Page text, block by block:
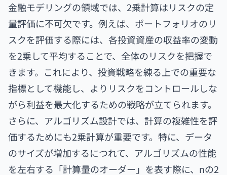
金融モデリングの領域では、2乗計算はリスクの定
量評価に不可欠です。例えば、ポートフォリオのリ
スクを評価する際には、各投資資産の収益率の変動
を2乗して平均することで、全体のリスクを把握で
きます。これにより、投資戦略を練る上での重要な
指標として機能し、よりリスクをコントロールしな
がら利益を最大化するための戦略が立てられます。
さらに、アルゴリズム設計では、計算の複雑性を評
価するためにも2乗計算が重要です。特に、データ
のサイズが増加するにつれて、アルゴリズムの性能
を左右する「計算量のオーダー」を表す際に、nの2